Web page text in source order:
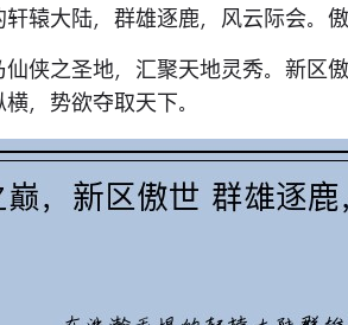
辕大陆，群雄逐鹿，风云际会。
仙侠之圣地，汇聚天地灵秀。新区
，势欲夺取天下。